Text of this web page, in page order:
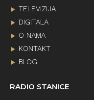
TELEVIZIJA
DIGITALA
O NAMA
KONTAKT
BLOG
RADIO STANICE